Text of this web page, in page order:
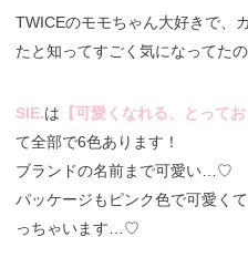
TWICEのモモちゃん大好きで、
たと知ってすごく気になってた
SIE.は 【可愛くなれる、とって
て全部で6色あります！
ブランドの名前まで可愛い…♡
パッケージもピンク色で可愛く
っちゃいます…♡